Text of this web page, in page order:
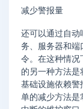
减少警报量
还可以通过自动
务、服务器和端
令。在这种情况
的另一种方法是
基础设施依赖警
单的减少方法是